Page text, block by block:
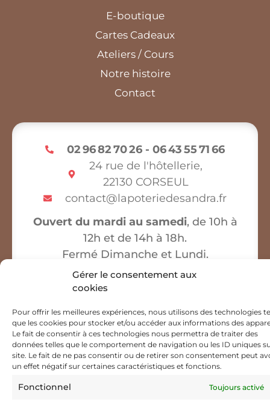
Gérer le consentement aux
cookies
Pour offrir les meilleures expériences, nous utilisons des technologies
que les cookies pour stocker et/ou accéder aux informations des
Le fait de consentir à ces technologies nous permettra de traiter des
données telles que le comportement de navigation ou les ID uniques
site. Le fait de ne pas consentir ou de retirer son consentement peut
un effet négatif sur certaines caractéristiques et fonctions.
Fonctionnel Toujours activé
E-boutique
Cartes Cadeaux
Ateliers / Cours
Notre histoire
Contact
02 96 82 70 26 - 06 43 55 71 66
24 rue de l'hôtellerie,
22130 CORSEUL
contact@lapoteriedesandra.fr
Ouvert du mardi au samedi, de 10h à
12h et de 14h à 18h.
Fermé Dimanche et Lundi.
Tous droits réservés – La poterie de Sandra & Co – 2026 –
Mentions Légales–Politique de cookies –Plan du site–
Politique de confidentialité